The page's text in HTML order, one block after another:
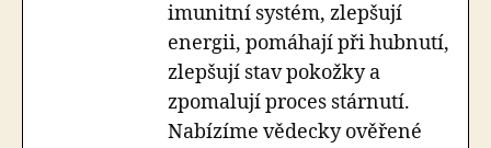
imunitní systém, zlepšují
energii, pomáhají při hubnutí,
zlepšují stav pokožky a
zpomalují proces stárnutí.
Nabízíme vědecky ověřené